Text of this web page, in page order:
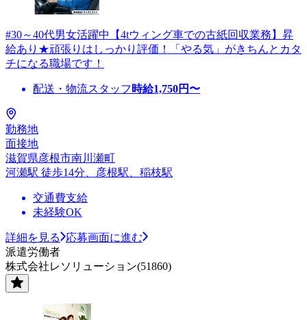
#30～40代男女活躍中【4tウィング車での古紙回収業務】昇
給あり★頑張りはしっかり評価！「やる気」がきちんとカタ
チになる職場です！
配送・物流スタッフ 時給1,750円〜
勤務地
面接地
滋賀県彦根市南川瀬町
河瀬駅 徒歩14分、彦根駅、稲枝駅
交通費支給
未経験OK
詳細を見る
応募画面に進む
派遣労働者
株式会社レソリューション(51860)